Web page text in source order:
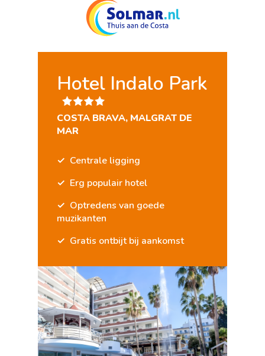
Hotel Indalo Park
COSTA BRAVA, MALGRAT DE
MAR
Centrale ligging
Erg populair hotel
Optredens van goede
muzikanten
Gratis ontbijt bij aankomst